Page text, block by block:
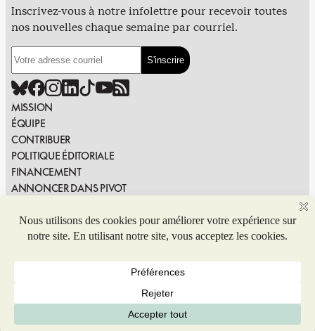
Inscrivez-vous à notre infolettre pour recevoir toutes
nos nouvelles chaque semaine par courriel.
MISSION
ÉQUIPE
CONTRIBUER
POLITIQUE ÉDITORIALE
FINANCEMENT
ANNONCER DANS PIVOT
SIGNALER UNE ERREUR
NOUS JOINDRE
© 2026 Coop de solidarité Pivot. Tous droits réservés.